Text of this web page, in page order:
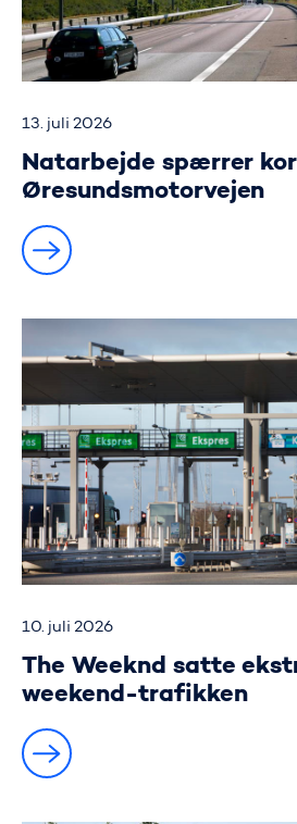
13. juli 2026
Natarbejde spærrer
Øresundsmotorvejen
10. juli 2026
The Weeknd satte
weekend-trafikken